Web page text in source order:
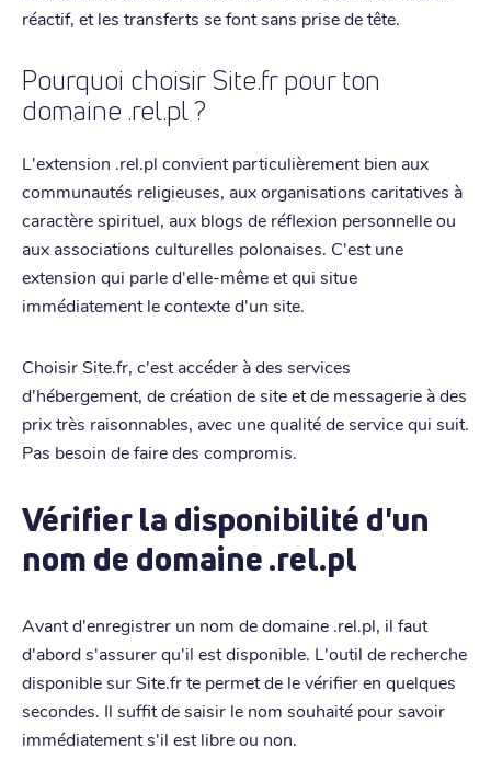
réactif, et les transferts se font sans prise de tête.
Pourquoi choisir Site.fr pour ton
domaine .rel.pl ?
L'extension .rel.pl convient particulièrement bien aux
communautés religieuses, aux organisations caritatives à
caractère spirituel, aux blogs de réflexion personnelle ou
aux associations culturelles polonaises. C'est une
extension qui parle d'elle-même et qui situe
immédiatement le contexte d'un site.
Choisir Site.fr, c'est accéder à des services
d'hébergement, de création de site et de messagerie à des
prix très raisonnables, avec une qualité de service qui suit.
Pas besoin de faire des compromis.
Vérifier la disponibilité d'un
nom de domaine .rel.pl
Avant d'enregistrer un nom de domaine .rel.pl, il faut
d'abord s'assurer qu'il est disponible. L'outil de recherche
disponible sur Site.fr te permet de le vérifier en quelques
secondes. Il suffit de saisir le nom souhaité pour savoir
immédiatement s'il est libre ou non.